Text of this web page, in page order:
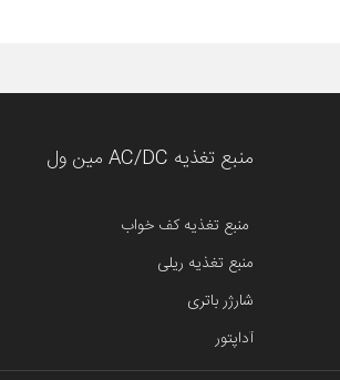
منبع تغذیه AC/DC مین ول
منبع تغذیه کف خواب
منبع تغذیه ریلی
شارژر باتری
آداپتور